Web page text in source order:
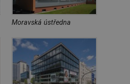
Moravská ústředna